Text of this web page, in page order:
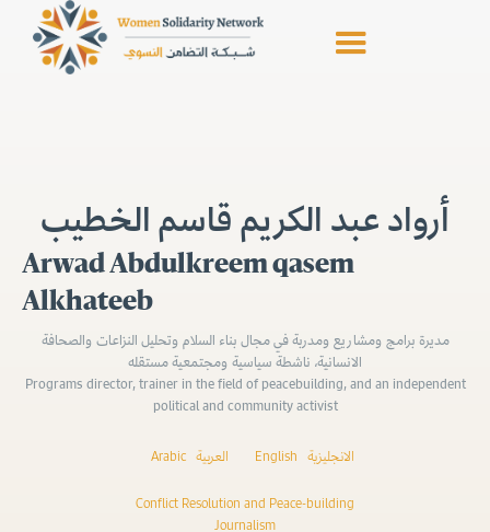
أرواد عبد الكريم قاسم الخطيب
Arwad Abdulkreem qasem
Alkhateeb
مديرة برامج ومشاريع ومدربة في مجال بناء السلام وتحليل النزاعات والصحافة
الانسانية، ناشطة سياسية ومجتمعية مستقله
Programs director, trainer in the field of peacebuilding, and an independent
political and community activist
Arabic العربية English الانجليزية
Conflict Resolution and Peace-building
Journalism